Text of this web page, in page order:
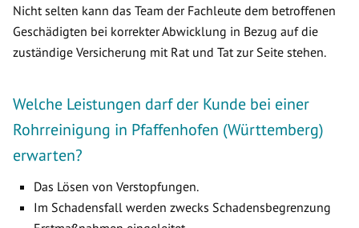
Nicht selten kann das Team der Fachleute dem betroffenen
Geschädigten bei korrekter Abwicklung in Bezug auf die
zuständige Versicherung mit Rat und Tat zur Seite stehen.
Welche Leistungen darf der Kunde bei einer
Rohrreinigung in Pfaffenhofen (Württemberg)
erwarten?
Das Lösen von Verstopfungen.
Im Schadensfall werden zwecks Schadensbegrenzung